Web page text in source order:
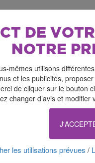
DE
NOTRE
mêmes utilisons
et les publicités,
de cliquer sur le bouton
changer d’avis et modifier
les utilisations prévues /
lieu au cœur de